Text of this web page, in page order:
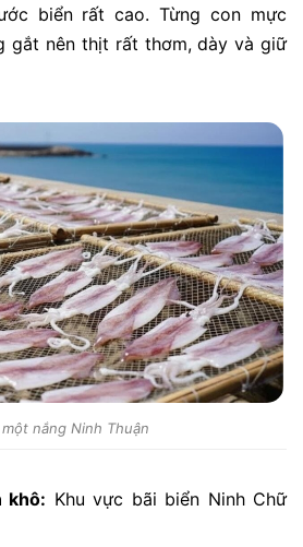
biển rất cao. Từng con mực
gắt nên thịt rất thơm, dày và giữ
nắng Ninh Thuận
khô: Khu vực bãi biển Ninh Chữ